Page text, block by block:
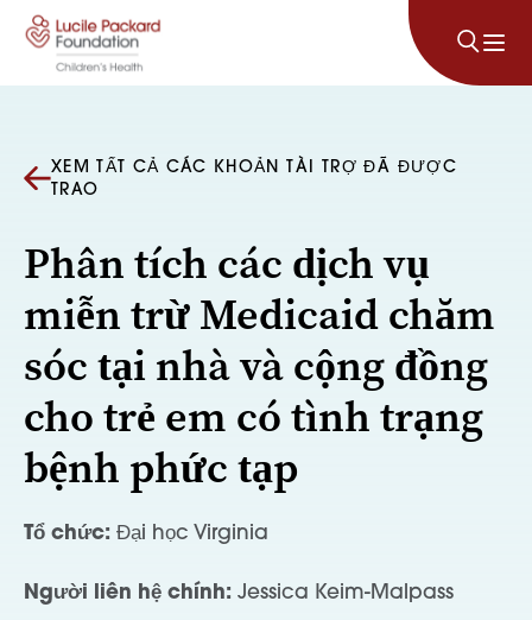
Bỏ qua nội dung
XEM TẤT CẢ CÁC KHOẢN TÀI TRỢ ĐÃ ĐƯỢC
TRAO
Phân tích các dịch vụ
miễn trừ Medicaid chăm
sóc tại nhà và cộng đồng
cho trẻ em có tình trạng
bệnh phức tạp
Tổ chức: Đại học Virginia
Người liên hệ chính: Jessica Keim-Malpass